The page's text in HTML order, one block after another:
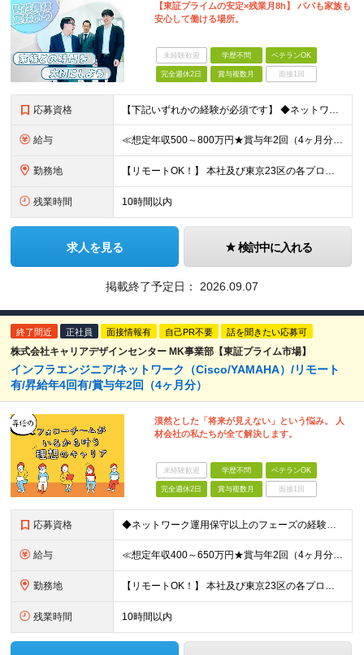
【東証プライムの安定×残業月8h】 パパも家族も
安心して働ける場所。
未経験歓迎 学歴不問 ベテランOK
完全週休2日 賞与複数月 面接1回
応募資格 【下記いずれかの経験が必須です】 ◆ネットワーク設計構築経験がある方 ◆ネットワーク運用保守経験がある方 ※学歴不問 【こんな方をお待ちしています！】 ■上場企業×複数事業運営の安定基盤のもと、着実
給与 ≪想定年収500～800万円★賞与年2回（4ヶ月分）★≫ □■上流経験者■□ 月給41万5000円～73万円＋賞与（年2回）＋各種手当 □■経験者■□ 月給32万5000円～＋賞与（年2回）＋各種手
勤務地 【リモートOK！】 本社及び東京23区の各プロジェクト先での勤務となります ※転居を伴う転勤はありません 本社／東京都港区赤坂3-21-20 赤坂ロングビーチビル ★就業場所の変更の範囲：会社が定
残業時間 10時間以内
求人を見る 検討中に入れる
掲載終了予定日： 2026.09.07
終了間近 正社員 面接情報有 自己PR不要 話を聞きたい応募可
株式会社キャリアデザインセンター MK事業部【東証プライム市場】
インフラエンジニア/ネットワーク（Cisco/YAMAHA）/リモート
有/昇給年4回有/賞与年2回（4ヶ月分）
漠然とした「将来が見えない」という悩み。 人
材会社の私たちが全て解決します。
未経験歓迎 学歴不問 ベテランOK
完全週休2日 賞与複数月 面接1回
応募資格 ◆ネットワーク運用保守以上のフェーズの経験がある方 ※学歴不問 【こんな方をお待ちしています！】 ■上場企業×複数事業運営の安定基盤のもと、着実にスキルアップをしてきたい ■上流工程の経験を通じて、
給与 ≪想定年収400～650万円★賞与年2回（4ヶ月分）★≫ 月給25万円～41.5万円＋賞与年2回（4カ月分）＋各種手当 ※別途、残業代は全額支給します ※試用期間は3ヶ月。その間の給与・待遇に差異はあ
勤務地 【リモートOK！】 本社及び東京23区の各プロジェクト先での勤務となります ※転居を伴う転勤はありません 本社／東京都港区赤坂3-21-20 赤坂ロングビーチビル ★就業場所の変更の範囲：会社が定
残業時間 10時間以内